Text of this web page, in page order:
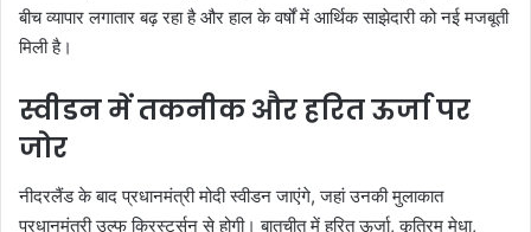
बीच व्यापार लगातार बढ़ रहा है और हाल के वर्षों में आर्थिक साझेदारी को नई मजबूती
मिली है।
स्वीडन में तकनीक और हरित ऊर्जा पर
जोर
नीदरलैंड के बाद प्रधानमंत्री मोदी स्वीडन जाएंगे, जहां उनकी मुलाकात
प्रधानमंत्री उल्फ क्रिस्टर्सन से होगी। बातचीत में हरित ऊर्जा, कृत्रिम मेधा,